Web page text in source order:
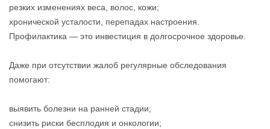
резких изменениях веса, волос, кожи;
хронической усталости, перепадах настроения.
Профилактика — это инвестиция в долгосрочное здоровье.
Даже при отсутствии жалоб регулярные обследования
помогают:
выявить болезни на ранней стадии;
снизить риски бесплодия и онкологии;